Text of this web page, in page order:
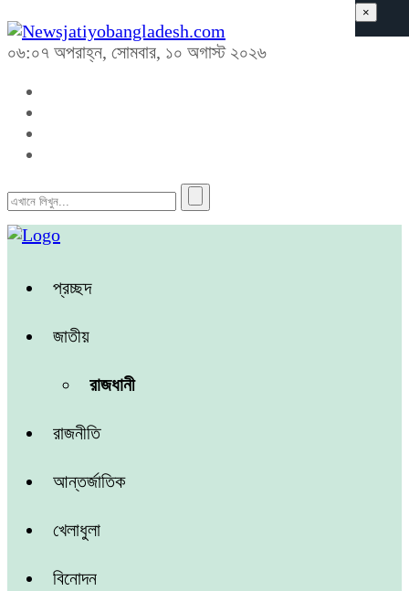
০৬:০৭ অপরাহ্ন, সোমবার, ১০ অগাস্ট ২০২৬
প্রচ্ছদ
জাতীয়
রাজধানী
রাজনীতি
আন্তর্জাতিক
খেলাধুলা
বিনোদন
×